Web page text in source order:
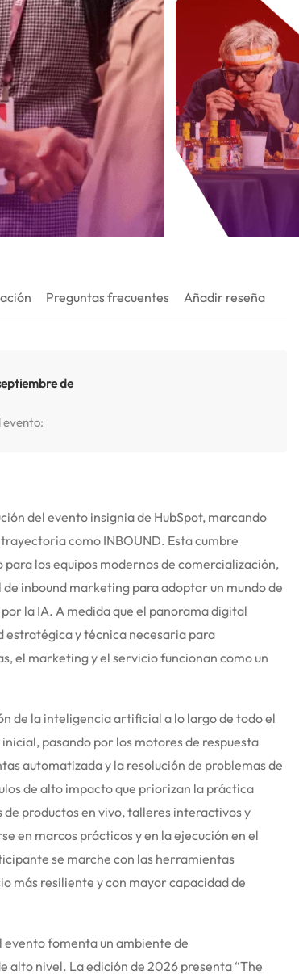
Preguntas frecuentes Añadir reseña
de
evento:
del evento insignia de HubSpot, marcando
trayectoria como INBOUND. Esta cumbre
los equipos modernos de comercialización,
inbound marketing para adoptar un mundo de
la IA. A medida que el panorama digital
estratégica y técnica necesaria para
el marketing y el servicio funcionan como un
de la inteligencia artificial a lo largo de todo el
pasando por los motores de respuesta
automatizada y la resolución de problemas de
de alto impacto que priorizan la práctica
productos en vivo, talleres interactivos y
en marcos prácticos y en la ejecución en el
se marche con las herramientas
más resiliente y con mayor capacidad de
evento fomenta un ambiente de
nivel. La edición de 2026 presenta “The